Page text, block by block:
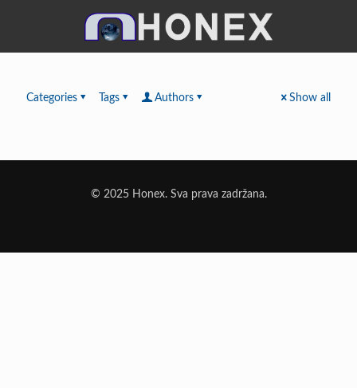
Categories Tags Authors Show all
© 2025 Honex. Sva prava zadržana.